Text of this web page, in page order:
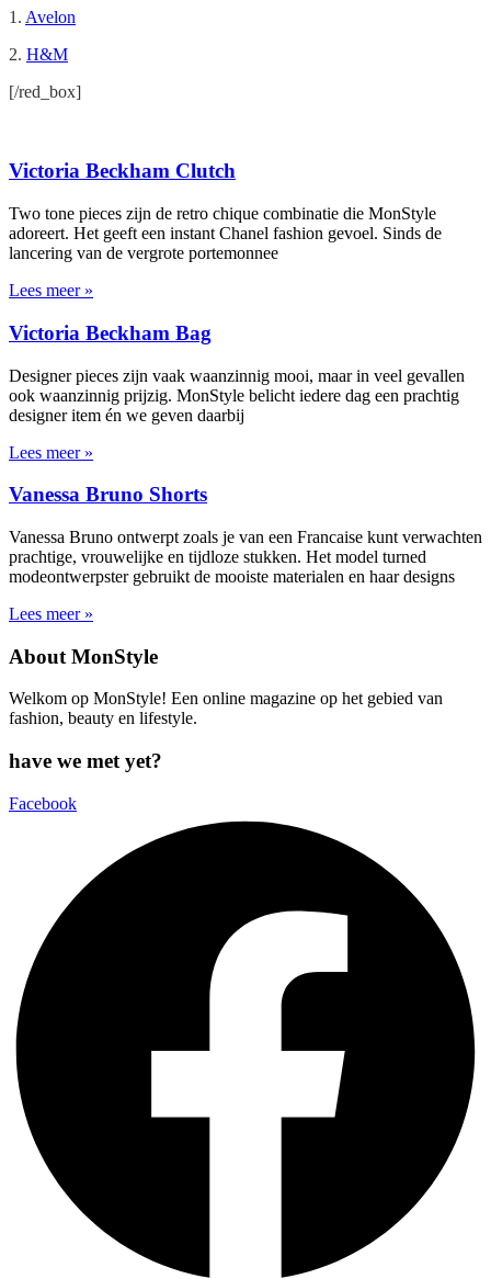
1. Avelon
2. H&M
[/red_box]
Victoria Beckham Clutch
Two tone pieces zijn de retro chique combinatie die MonStyle
adoreert. Het geeft een instant Chanel fashion gevoel. Sinds de
lancering van de vergrote portemonnee
Lees meer »
Victoria Beckham Bag
Designer pieces zijn vaak waanzinnig mooi, maar in veel gevallen
ook waanzinnig prijzig. MonStyle belicht iedere dag een prachtig
designer item én we geven daarbij
Lees meer »
Vanessa Bruno Shorts
Vanessa Bruno ontwerpt zoals je van een Francaise kunt verwachten
prachtige, vrouwelijke en tijdloze stukken. Het model turned
modeontwerpster gebruikt de mooiste materialen en haar designs
Lees meer »
About MonStyle
Welkom op MonStyle! Een online magazine op het gebied van
fashion, beauty en lifestyle.
have we met yet?
Facebook